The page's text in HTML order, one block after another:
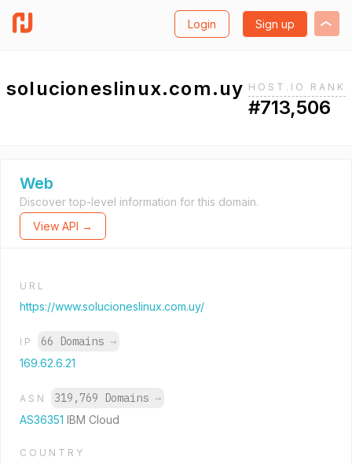
Login Sign up
solucioneslinux.com.uy HOST.IO RANK
#713,506
Web
Discover top-level information for this domain.
View API →
URL
https://www.solucioneslinux.com.uy/
IP 66 Domains →
169.62.6.21
ASN 319,769 Domains →
AS36351 IBM Cloud
COUNTRY